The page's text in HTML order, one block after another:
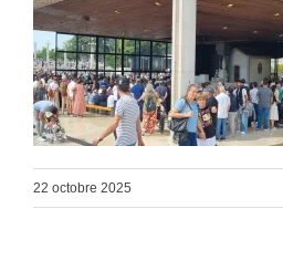
22 octobre 2025